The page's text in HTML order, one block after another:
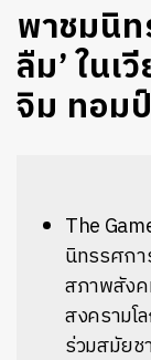
พาชมนิ
ลืม’ ใน
จิม ทอม
The
นิทรรศก
สภาพสังค
สงคราม
ร่วมสมัยช